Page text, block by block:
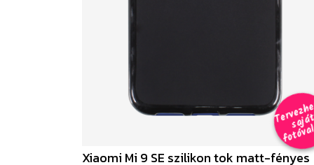
al
Xiaomi Mi 9 SE szilikon tok matt-fényes